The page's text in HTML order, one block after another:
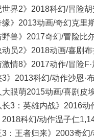
界2》2018科幻/冒险
》2013动画/奇幻克里
兽》2017奇幻/冒险比
员2》2018动画/喜剧
情8》2017动作/冒险
》2013科幻/动作沙恩·
眼萌2015动画/喜剧皮
3：英雄内战》2016动
科幻/动作温子仁
：王者归来》2003奇幻